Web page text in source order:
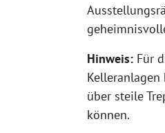
Hinweis: Für
über steile
können.